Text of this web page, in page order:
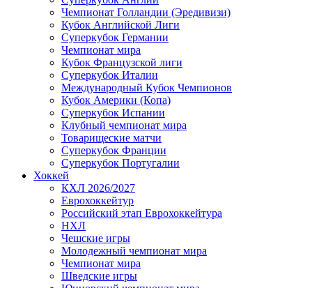
Чемпионат Голландии (Эредивизи)
Кубок Английской Лиги
Суперкубок Германии
Чемпионат мира
Кубок Французской лиги
Суперкубок Италии
Международный Кубок Чемпионов
Кубок Америки (Копа)
Суперкубок Испании
Клубный чемпионат мира
Товарищеские матчи
Суперкубок Франции
Суперкубок Португалии
Хоккей
КХЛ 2026/2027
Еврохоккейтур
Российский этап Еврохоккейтура
НХЛ
Чешские игры
Молодежный чемпионат мира
Чемпионат мира
Шведские игры